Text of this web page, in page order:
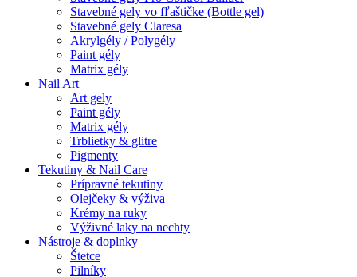
Stavebné gely vo fľaštičke (Bottle gel)
Stavebné gely Claresa
Akrylgély / Polygély
Paint gély
Matrix gély
Nail Art
Art gely
Paint gély
Matrix gély
Trblietky & glitre
Pigmenty
Tekutiny & Nail Care
Prípravné tekutiny
Olejčeky & výživa
Krémy na ruky
Výživné laky na nechty
Nástroje & doplnky
Štetce
Pilníky